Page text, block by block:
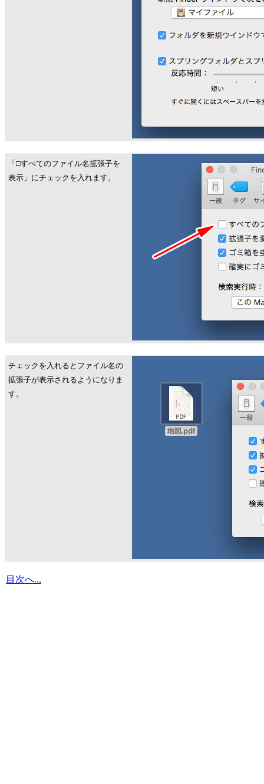
「□すべてのファイル名拡張子を
表示」にチェックを入れます。
チェックを入れるとファイル名の
拡張子が表示されるようになりま
す。
目次へ...